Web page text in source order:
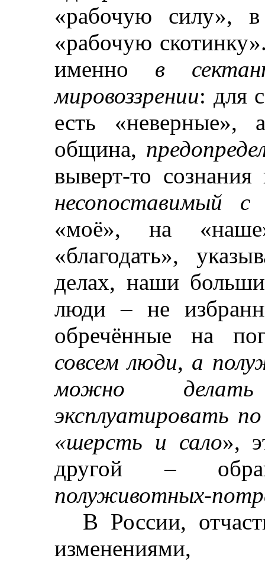
«рабочую силу»,
«рабочую
именно в
мировоззрении: для
есть «неверные»,
община,
выверт-то
несопоставимый с
«моё», на
«благодать»,
делах, наши
люди – не
обречённые на
совсем люди, а
можно
эксплуатировать
«шерсть и сало»,
другой –
полуживотных-
В России,